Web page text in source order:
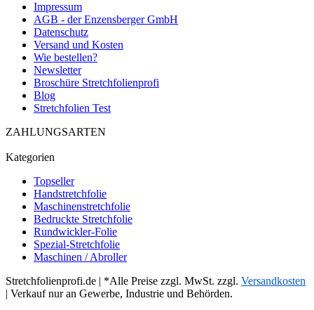
Impressum
AGB - der Enzensberger GmbH
Datenschutz
Versand und Kosten
Wie bestellen?
Newsletter
Broschüre Stretchfolienprofi
Blog
Stretchfolien Test
ZAHLUNGSARTEN
Kategorien
Topseller
Handstretchfolie
Maschinenstretchfolie
Bedruckte Stretchfolie
Rundwickler-Folie
Spezial-Stretchfolie
Maschinen / Abroller
Stretchfolienprofi.de | *Alle Preise zzgl. MwSt. zzgl. Versandkosten
| Verkauf nur an Gewerbe, Industrie und Behörden.